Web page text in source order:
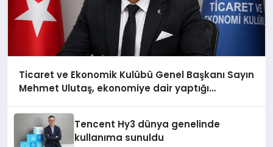
Ticaret ve Ekonomik Kulübü Genel Başkanı Sayın
Mehmet Ulutaş, ekonomiye dair yaptığı
Tencent Hy3 dünya genelinde
kullanıma sunuldu